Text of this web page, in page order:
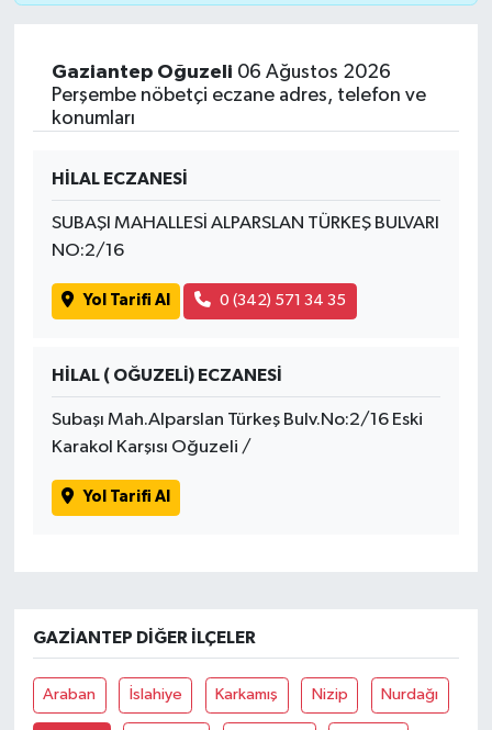
Gaziantep Oğuzeli 06 Ağustos 2026
Perşembe nöbetçi eczane adres, telefon ve
konumları
HİLAL ECZANESİ
SUBAŞI MAHALLESİ ALPARSLAN TÜRKEŞ BULVARI
NO:2/16
Yol Tarifi Al 0 (342) 571 34 35
HİLAL ( OĞUZELİ) ECZANESİ
Subaşı Mah.Alparslan Türkeş Bulv.No:2/16 Eski
Karakol Karşısı Oğuzeli /
Yol Tarifi Al
GAZIANTEP DIĞER İLÇELER
Araban İslahiye Karkamış Nizip Nurdağı